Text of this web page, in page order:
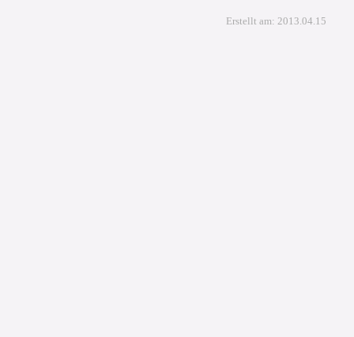
Erstellt am: 2013.04.15